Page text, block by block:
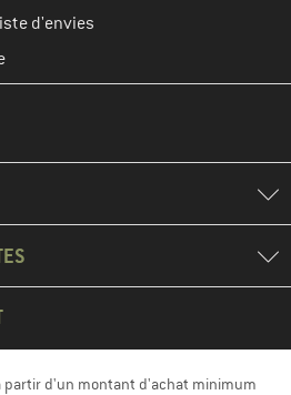
d'envies
partir d'un montant d'achat minimum